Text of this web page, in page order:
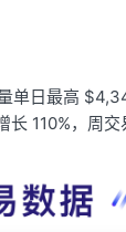
日最高
110%，周交